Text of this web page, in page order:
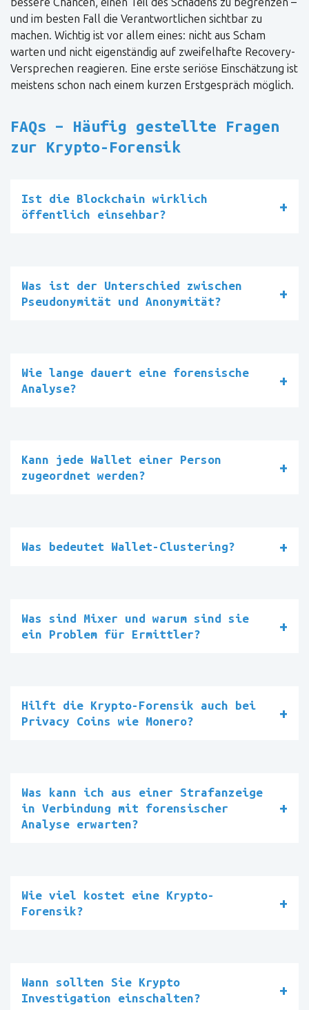
und im besten Fall die Verantwortlichen sichtbar zu
machen. Wichtig ist vor allem eines: nicht aus Scham
warten und nicht eigenständig auf zweifelhafte Recovery-
Versprechen reagieren. Eine erste seriöse Einschätzung ist
meistens schon nach einem kurzen Erstgespräch möglich.
FAQs – Häufig gestellte Fragen
zur Krypto-Forensik
Ist die Blockchain wirklich
öffentlich einsehbar?
Was ist der Unterschied zwischen
Pseudonymität und Anonymität?
Wie lange dauert eine forensische
Analyse?
Kann jede Wallet einer Person
zugeordnet werden?
Was bedeutet Wallet-Clustering?
Was sind Mixer und warum sind sie
ein Problem für Ermittler?
Hilft die Krypto-Forensik auch bei
Privacy Coins wie Monero?
Was kann ich aus einer Strafanzeige
in Verbindung mit forensischer
Analyse erwarten?
Wie viel kostet eine Krypto-
Forensik?
Wann sollten Sie Krypto
Investigation einschalten?